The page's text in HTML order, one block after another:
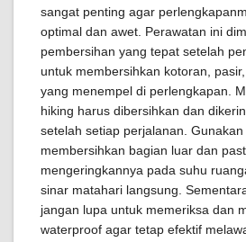
sangat penting agar
optimal dan awet. Perawatan ini
pembersihan yang tepat setelah
untuk membersihkan kotoran,
yang menempel di perlengkapan.
hiking harus dibersihkan dan
setelah setiap perjalanan.
membersihkan bagian luar dan
mengeringkannya pada suhu
sinar matahari langsung.
jangan lupa untuk memeriksa dan
waterproof agar tetap efektif